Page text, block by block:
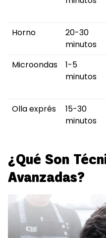
Horno
20-30
minutos
Microondas
1-5
minutos
Olla exprés
15-30
minutos
¿Qué Son
Avanzadas?